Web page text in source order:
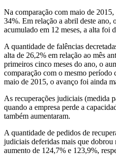
Na comparação com maio de
34%. Em relação a abril deste ano,
acumulado em 12 meses, a alta foi
A quantidade de falências
alta de 26,2% em relação ao mês
primeiros cinco meses do ano, o
comparação com o mesmo período
maio de 2015, o avanço foi ainda
As recuperações judiciais (medida
quando a empresa perde a
também aumentaram.
A quantidade de pedidos de
judiciais deferidas mais que
aumento de 124,7% e 123,9%,